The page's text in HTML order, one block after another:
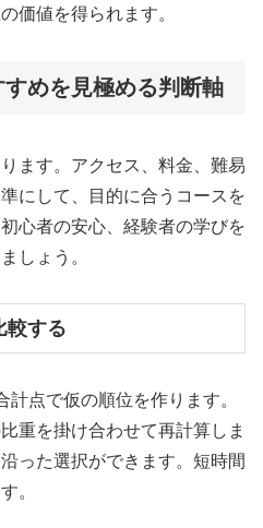
価値を得られます。
めを見極める判断軸
ます。アクセス、料金、難易
にして、目的に合うコースを
心者の安心、経験者の学びを
しょう。
較する
点で仮の順位を作ります。
重を掛け合わせて再計算しま
った選択ができます。短時間
。